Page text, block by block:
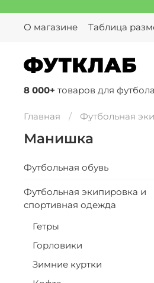
О магазине
Таблица
8 000+ товаров для
Главная Футбольная
Манишка
Футбольная обувь
Футбольная экипировка и
спортивная одежда
Гетры
Горловики
Зимние куртки